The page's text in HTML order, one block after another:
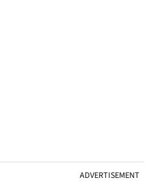
ADVERTISEMENT